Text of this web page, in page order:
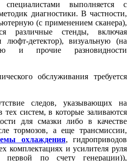
выполняется с
диагностики. В частности,
(с применением сканера),
различные стенды, включая
люфт-детектор), визуальную (на
и прочие разновидности
обслуживания требуется
следов, указывающих на
тех систем, в которые заливаются
для смазки либо в качестве
тормозов, а еще трансмиссии,
охлаждения, гидроприводов
комплектациях и усилителя руля
первой по счету генерации)),